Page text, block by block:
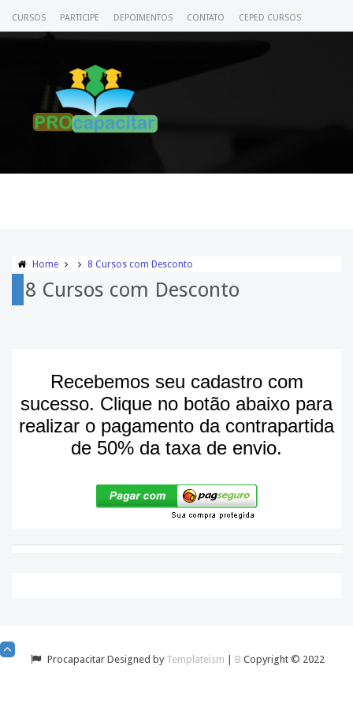
CURSOS PARTICIPE DEPOIMENTOS CONTATO CEPED CURSOS
Home 8 Cursos com Desconto
8 Cursos com Desconto
Recebemos seu cadastro com
sucesso. Clique no botão abaixo para
realizar o pagamento da contrapartida
de 50% da taxa de envio.
Procapacitar Designed by Templateism B Copyright © 2022